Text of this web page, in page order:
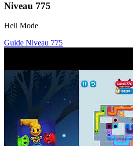
Niveau 775
Hell Mode
Guide Niveau 775